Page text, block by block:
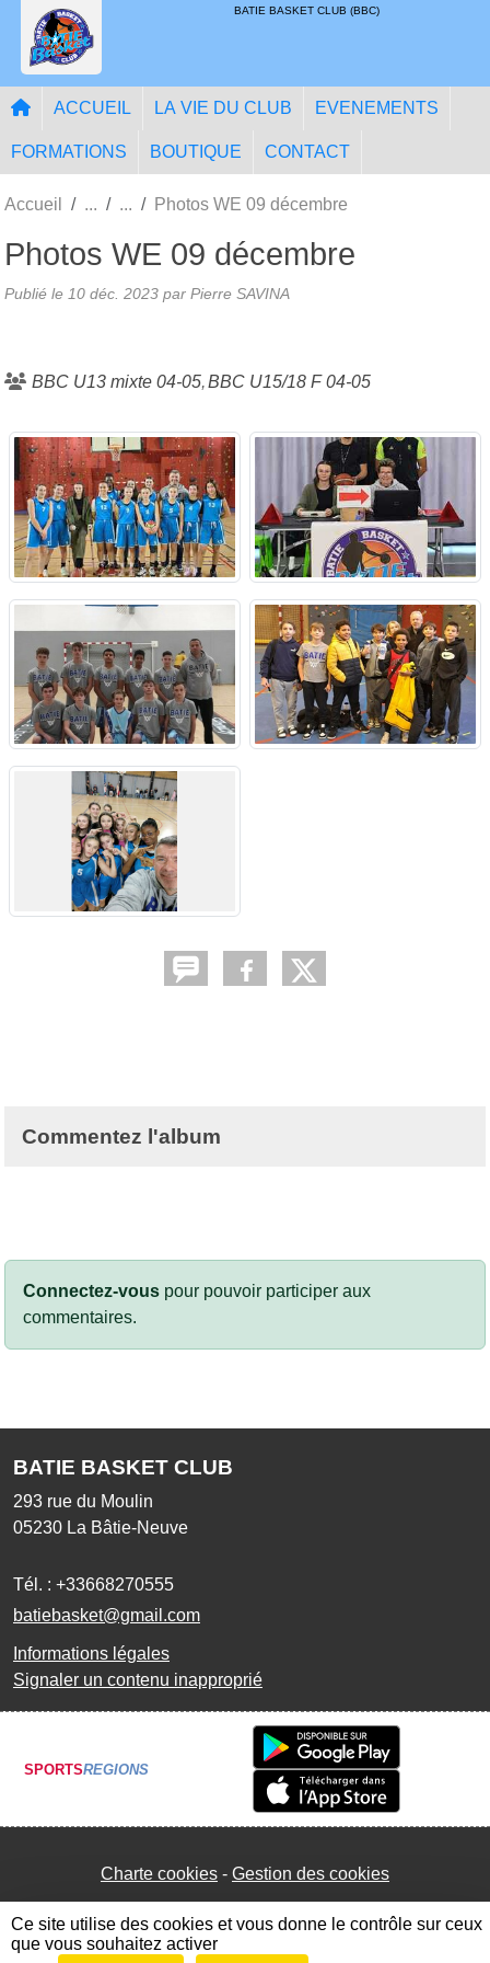
BATIE BASKET CLUB (BBC)
ACCUEIL LA VIE DU CLUB EVENEMENTS
FORMATIONS BOUTIQUE CONTACT
Accueil Photos WE 09 décembre
Photos WE 09 décembre
Publié le 10 déc. 2023 par Pierre SAVINA
BBC U13 mixte 04-05 BBC U15/18 F 04-05
Commentez l'album
Connectez-vous pour pouvoir participer aux
commentaires.
BATIE BASKET CLUB
293 rue du Moulin
05230 La Bâtie-Neuve
Tél. : +33668270555
batiebasket@gmail.com
Informations légales
Signaler un contenu inapproprié
SPORTSREGIONS
Charte cookies Gestion des cookies
Panneau de gestion des cookies
Ce site utilise des cookies et vous donne le contrôle sur ceux
que vous souhaitez activer